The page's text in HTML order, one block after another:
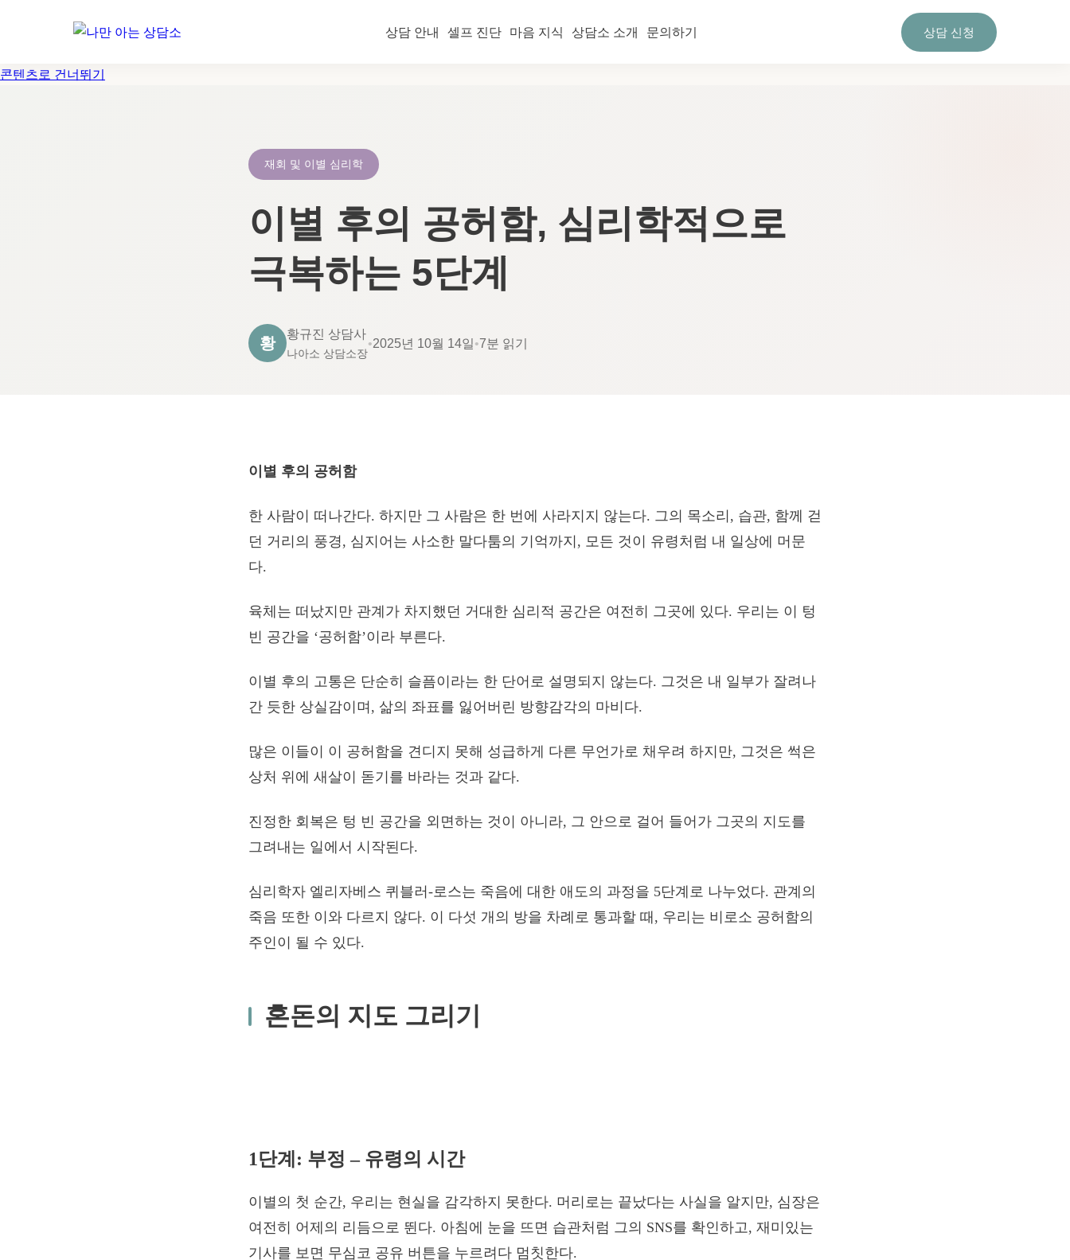
콘텐츠로 건너뛰기
상담 안내 셀프 진단 마음 지식 상담소 소개 문의하기 상담 신청
재회 및 이별 심리학
이별 후의 공허함, 심리학적으로
극복하는 5단계
황
황규진 상담사
나아소 상담소장
•2025년 10월 14일•7분 읽기
이별 후의 공허함
한 사람이 떠나간다. 하지만 그 사람은 한 번에 사라지지 않는다. 그의 목소리, 습관, 함께 걷
던 거리의 풍경, 심지어는 사소한 말다툼의 기억까지, 모든 것이 유령처럼 내 일상에 머문
다.
육체는 떠났지만 관계가 차지했던 거대한 심리적 공간은 여전히 그곳에 있다. 우리는 이 텅
빈 공간을 ‘공허함’이라 부른다.
이별 후의 고통은 단순히 슬픔이라는 한 단어로 설명되지 않는다. 그것은 내 일부가 잘려나
간 듯한 상실감이며, 삶의 좌표를 잃어버린 방향감각의 마비다.
많은 이들이 이 공허함을 견디지 못해 성급하게 다른 무언가로 채우려 하지만, 그것은 썩은
상처 위에 새살이 돋기를 바라는 것과 같다.
진정한 회복은 텅 빈 공간을 외면하는 것이 아니라, 그 안으로 걸어 들어가 그곳의 지도를
그려내는 일에서 시작된다.
심리학자 엘리자베스 퀴블러-로스는 죽음에 대한 애도의 과정을 5단계로 나누었다. 관계의
죽음 또한 이와 다르지 않다. 이 다섯 개의 방을 차례로 통과할 때, 우리는 비로소 공허함의
주인이 될 수 있다.
혼돈의 지도 그리기
1단계: 부정 – 유령의 시간
이별의 첫 순간, 우리는 현실을 감각하지 못한다. 머리로는 끝났다는 사실을 알지만, 심장은
여전히 어제의 리듬으로 뛴다. 아침에 눈을 뜨면 습관처럼 그의 SNS를 확인하고, 재미있는
기사를 보면 무심코 공유 버튼을 누르려다 멈칫한다.